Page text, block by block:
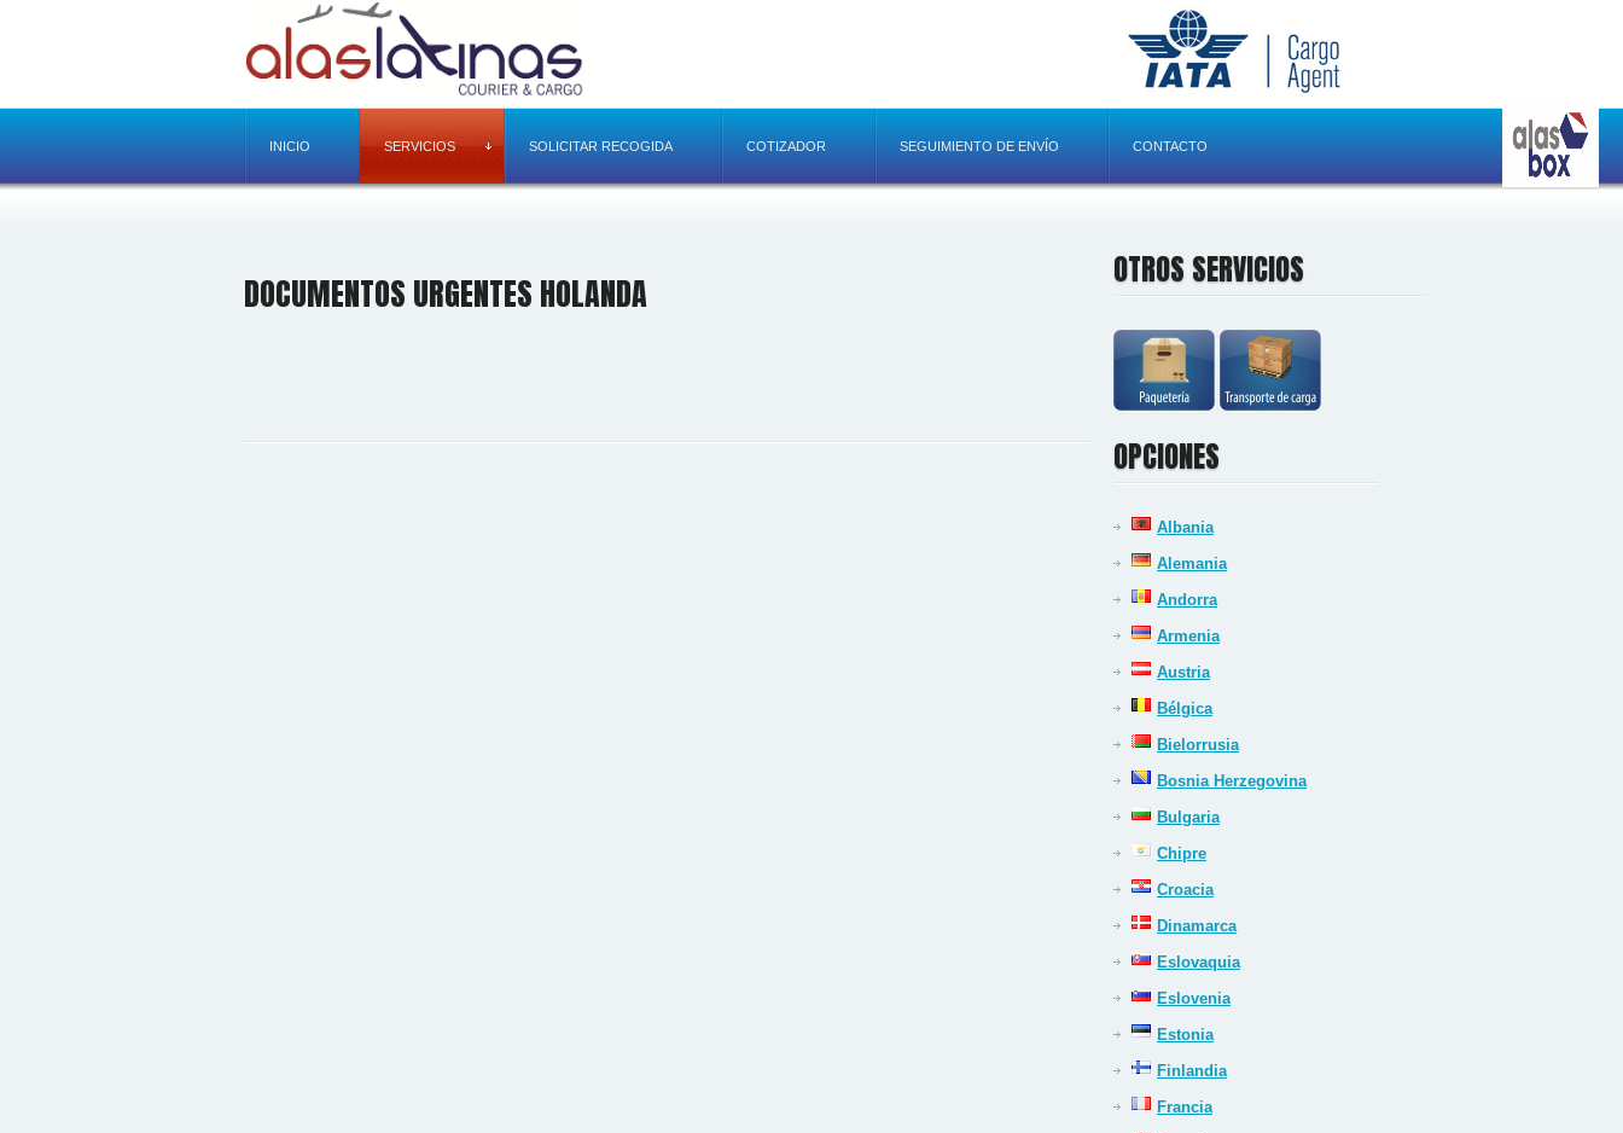
INICIO SERVICIOS SOLICITAR RECOGIDA COTIZADOR SEGUIMIENTO DE ENVÍO CONTACTO
DOCUMENTOS URGENTES HOLANDA
OTROS SERVICIOS
OPCIONES
Albania
Alemania
Andorra
Armenia
Austria
Bélgica
Bielorrusia
Bosnia Herzegovina
Bulgaria
Chipre
Croacia
Dinamarca
Eslovaquia
Eslovenia
Estonia
Finlandia
Francia